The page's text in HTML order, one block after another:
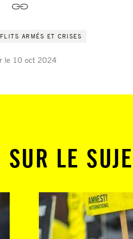
ARMÉS ET CRISES
le 10 oct 2024
LE